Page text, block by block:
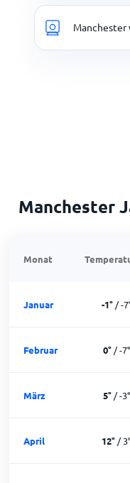
Manchester
Manchester
Monat
Januar -1°/-7
Februar 0°/-7°
März 5°/-3°
April 12° /3°